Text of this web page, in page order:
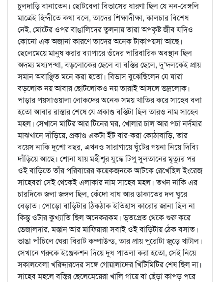
চুলদাড়ি বানাতেন। ছোটবেলা বিভাসের ধারণা ছিল যে নন-বেঙ্গলি
মাত্রেই হিন্দীতে কথা বলে, তাদের শিক্ষাদীক্ষা, কালচার বিশেষ
নেই, মোটের ওপর বাঙালিদের তুলনায় তারা অপকৃষ্ট জীব যদিও
কোনো এক অজানা কারণে তাদের অনেক টাকাপয়সা আছে।
ছেলেমেয়ে মানুষ করার ব্যাপারে ওঁদের পারিবারিক অবস্থান ছিল
অদম্য মধ্যপন্থা, বড়লোকের ছেলে বা বস্তির ছেলে, দু’দলকেই প্রায়
সমান অবাঞ্ছিত মনে করা হতো। বিভাস বুঝেছিলেন যে যারা
বড়লোক নয় আবার ছোটলোকও নয় তারাই আসলে ভদ্রলোক।
পাড়ার পয়সাওয়ালা লোকদের অনেক সময় খাতির করে সাহেব বলা
হতো আবার রাস্তার শেষে যে প্রকাণ্ড বস্তিটা ছিল তারও নাম সাহেব
মহল। সেখানে মাটির আর টিনের ঘর, খোলার চাল আর পচা নর্দমার
মাঝখানে দাঁড়িয়ে, প্রকাণ্ড একটা ইঁট বার-করা কোঠাবাড়ি, তার
বয়েস নাকি দুশো বছর, এখনও সারাগায়ে ঘুঁটের গয়না নিয়ে দিব্যি
দাঁড়িয়ে আছে। শোনা যায় মহীশূর যুদ্ধে টিপু সুলতানের মৃত্যুর পর
ওই বাড়িতে তাঁর পরিবারের কয়েকজনকে আটকে রেখেছিল ইংরেজ
সাহেবরা সেই থেকেই এলাকার নাম সাহেব মহল। তখন নাকি এর
চারদিকে জলা জঙ্গল ছিল, কেঁদো বাঘ আর ডাকাতের দল ঘুরে
বেড়াত। পোড়ো বাড়িটার ঠিকঠাক ইতিহাস কারোর জানা ছিল না
কিন্তু ওটার কুখ্যাতি ছিল অনেকরকম। ভূতপ্রেত থেকে শুরু করে
ভেজালদার, মস্তান আর মাফিয়ারা সবাই ওই বাড়িটায় ঠেক বসাত।
ভাঙা পাঁচিলে ঘেরা বিরাট কম্পাউন্ড, তার প্রায় পুরোটা জুড়ে খাটাল।
সেখানে গরুকে ইঞ্জেকশন দিয়ে দুধ পাতলা করা হতো, সেই নিয়ে
সকালবেলা খরিদ্দারদের সঙ্গে গোয়ালাদের খিটিমিটির শেষ ছিল না।
সাহেব মহলে বস্তির ছেলেমেয়েরা খালি গায়ে বা ছেঁড়া কাপড় পরে